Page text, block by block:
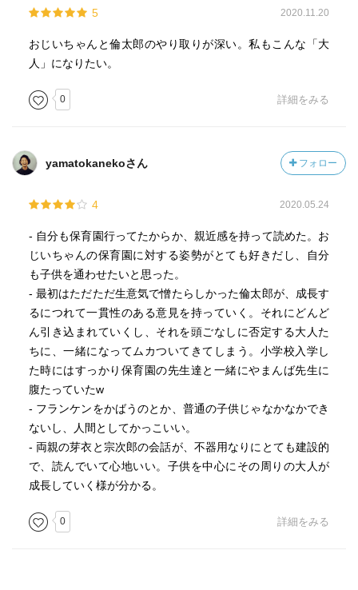
5 2020.11.20
おじいちゃんと倫太郎のやり取りが深い。私もこんな「大
人」になりたい。
0 詳細をみる
yamatokanekoさん フォロー
4 2020.05.24
- 自分も保育園行ってたからか、親近感を持って読めた。お
じいちゃんの保育園に対する姿勢がとても好きだし、自分
も子供を通わせたいと思った。
- 最初はただただ生意気で憎たらしかった倫太郎が、成長す
るにつれて一貫性のある意見を持っていく。それにどんど
ん引き込まれていくし、それを頭ごなしに否定する大人た
ちに、一緒になってムカついてきてしまう。小学校入学し
た時にはすっかり保育園の先生達と一緒にやまんば先生に
腹たっていたw
- フランケンをかばうのとか、普通の子供じゃなかなかでき
ないし、人間としてかっこいい。
- 両親の芽衣と宗次郎の会話が、不器用なりにとても建設的
で、読んでいて心地いい。子供を中心にその周りの大人が
成長していく様が分かる。
0 詳細をみる